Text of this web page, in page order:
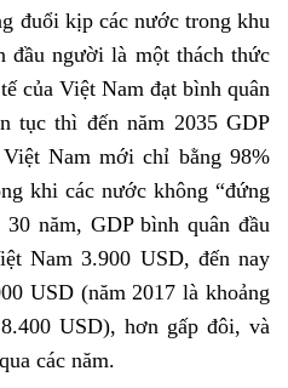
đuổi kịp các nước trong khu
đầu người là một thách thức
của Việt Nam đạt bình quân
tục thì đến năm 2035 GDP
Nam mới chỉ bằng 98%
khi các nước không “đứng
30 năm, GDP bình quân đầu
Nam 3.900 USD, đến nay
USD (năm 2017 là khoảng
USD), hơn gấp đôi, và
các năm.